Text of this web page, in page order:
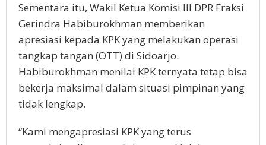
Sementara itu, Wakil Ketua Komisi III DPR Fraksi
Gerindra Habiburokhman memberikan
apresiasi kepada KPK yang melakukan operasi
tangkap tangan (OTT) di Sidoarjo.
Habiburokhman menilai KPK ternyata tetap bisa
bekerja maksimal dalam situasi pimpinan yang
tidak lengkap.
“Kami mengapresiasi KPK yang terus